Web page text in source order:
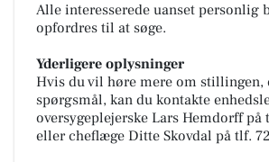
Alle interesserede uanset personlig
opfordres til at søge.
Yderligere oplysninger
Hvis du vil høre mere om stillingen,
spørgsmål, kan du kontakte
oversygeplejerske Lars Hemdorff på
eller cheflæge Ditte Skovdal på tlf.